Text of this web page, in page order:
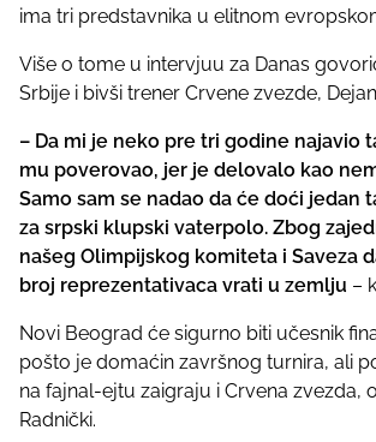
t
s
s
n
ima tri predstavnika u elitnom
Više o tome u intervjuu za Danas
Srbije i bivši trener Crvene zvezde,
– Da mi je neko pre tri godine najavio
mu poverovao, jer je delovalo kao
Samo sam se nadao da će doći jedan
za srpski klupski vaterpolo. Zbog
našeg Olimpijskog komiteta i Saveza
broj reprezentativaca vrati u zemlju –
Novi Beograd će sigurno biti učesnik
pošto je domaćin završnog turnira, ali
na fajnal-ejtu zaigraju i Crvena zvezda,
Radnički.